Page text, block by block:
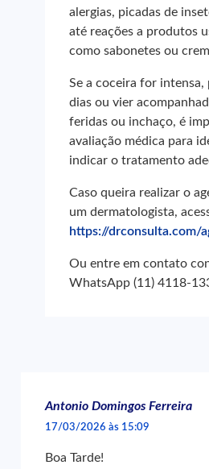
alergias, picadas de
até reações a produtos
como sabonetes ou
Se a coceira for
dias ou vier
feridas ou inchaço, é
avaliação médica para
indicar o tratamento
Caso queira realizar o
um dermatologista,
https://drconsulta.com/
Ou entre em contato
WhatsApp (11) 4118-
Antonio Domingos Ferreira
17/03/2026 às 15:09
Boa Tarde!